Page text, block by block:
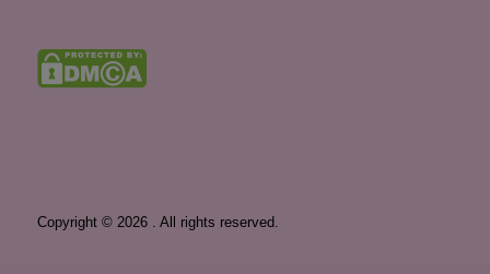
Copyright © 2026 . All rights reserved.